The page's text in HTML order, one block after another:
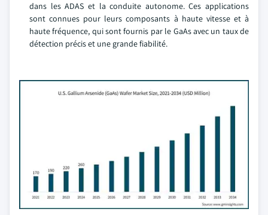
dans les ADAS et la conduite autonome. Ces applications
sont connues pour leurs composants à haute vitesse et à
haute fréquence, qui sont fournis par le GaAs avec un taux de
détection précis et une grande fiabilité.